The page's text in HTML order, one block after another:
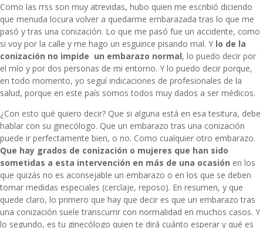
Como las rrss son muy atrevidas, hubo quien me escribió diciendo
que menuda locura volver a quedarme embarazada tras lo que me
pasó y tras una conización. Lo que me pasó fue un accidente, como
si voy por la calle y me hago un esguince pisando mal. Y lo de la
conización no impide un embarazo normal, lo puedo decir por
el mío y por dos personas de mi entorno. Y lo puedo decir porque,
en todo momento, yo seguí indicaciones de profesionales de la
salud, porque en este país somos todos muy dados a ser médicos.
¿Con esto qué quiero decir? Que si alguna está en esa tesitura, debe
hablar con su ginecólogo. Que un embarazo tras una conización
puede ir perfectamente bien, o no. Como cualquier otro embarazo.
Que hay grados de conización o mujeres que han sido
sometidas a esta intervención en más de una ocasión en los
que quizás no es aconsejable un embarazo o en los que se deben
tomar medidas especiales (cerclaje, reposo). En resumen, y que
quede claro, lo primero que hay que decir es que un embarazo tras
una conización suele transcurrir con normalidad en muchos casos. Y
lo segundo, es tu ginecólogo quien te dirá cuánto esperar y qué es